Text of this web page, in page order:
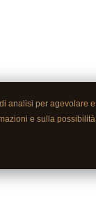
analisi per
e sulla